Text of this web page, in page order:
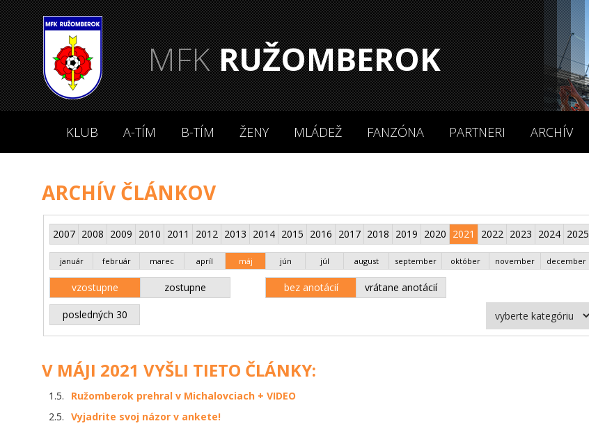
MFKRUŽOMBEROK
KLUB A-TÍM B-TÍM ŽENY MLÁDEŽ FANZÓNA PARTNERI ARCHÍV
ARCHÍV ČLÁNKOV
2007 2008 2009 2010 2011 2012 2013 2014 2015 2016 2017 2018 2019 2020 2021 2022 2023 2024 2025
január február marec apríl máj jún júl august september október november december
vzostupne zostupne bez anotácií vrátane anotácií
posledných 30
V MÁJI 2021 VYŠLI TIETO ČLÁNKY:
1.5.
Ružomberok prehral v Michalovciach + VIDEO
2.5. Vyjadrite svoj názor v ankete!